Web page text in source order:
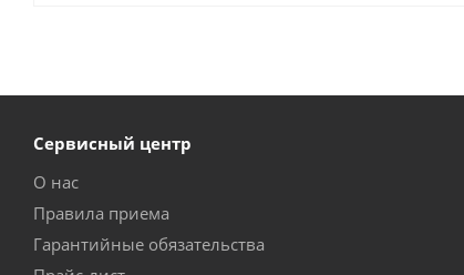
Сервисный центр
О нас
Правила приема
Гарантийные обязательства